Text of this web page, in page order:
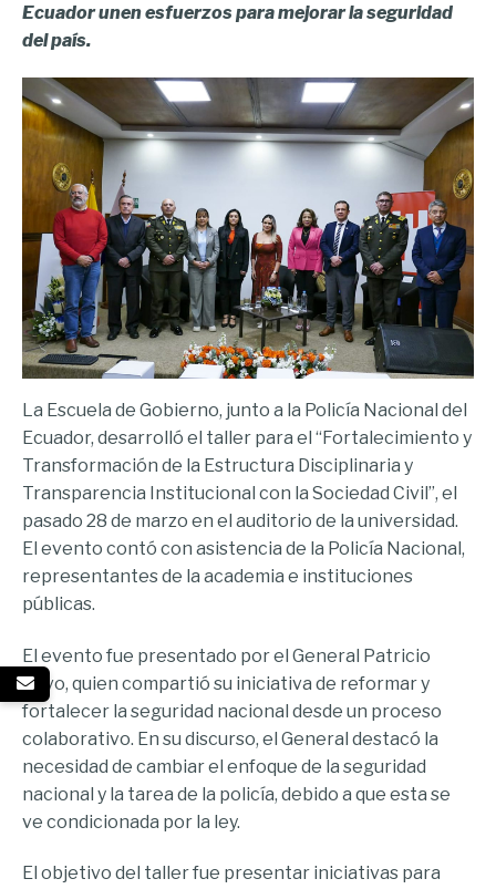
Ecuador unen esfuerzos para mejorar la seguridad
del país.
La Escuela de Gobierno, junto a la Policía Nacional del
Ecuador, desarrolló el taller para el “Fortalecimiento y
Transformación de la Estructura Disciplinaria y
Transparencia Institucional con la Sociedad Civil”, el
pasado 28 de marzo en el auditorio de la universidad.
El evento contó con asistencia de la Policía Nacional,
representantes de la academia e instituciones
públicas.
El evento fue presentado por el General Patricio
Olivo, quien compartió su iniciativa de reformar y
fortalecer la seguridad nacional desde un proceso
colaborativo. En su discurso, el General destacó la
necesidad de cambiar el enfoque de la seguridad
nacional y la tarea de la policía, debido a que esta se
ve condicionada por la ley.
El objetivo del taller fue presentar iniciativas para